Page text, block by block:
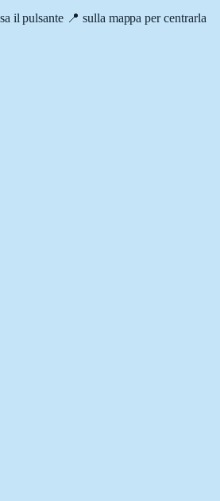
il pulsante 📍 sulla mappa per centrarla